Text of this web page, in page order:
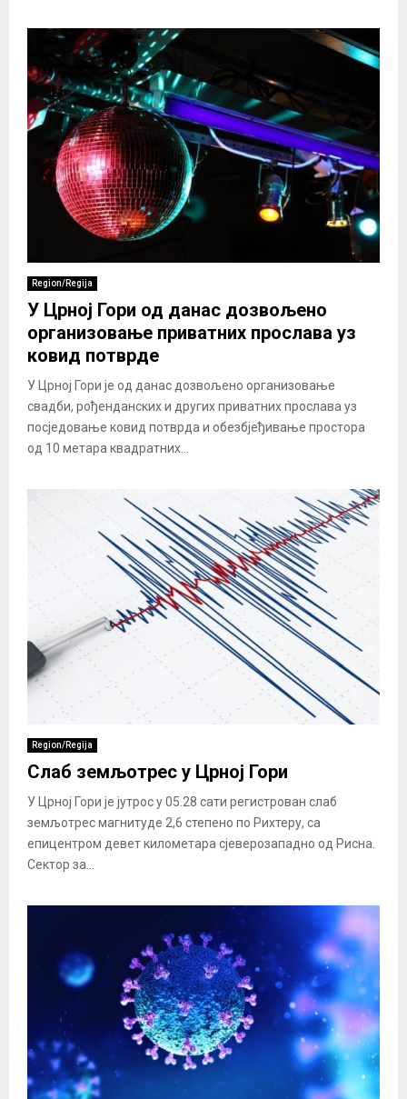
Region/Regija
У Црној Гори од данас дозвољено
организовање приватних прослава уз
ковид потврде
У Црној Гори је од данас дозвољено организовање
свадби, рођенданских и других приватних прослава уз
посједовање ковид потврда и обезбјеђивање простора
од 10 метара квадратних...
Region/Regija
Слаб земљотрес у Црној Гори
У Црној Гори је јутрос у 05.28 сати регистрован слаб
земљотрес магнитуде 2,6 степено по Рихтеру, са
епицентром девет километара сјеверозападно од Рисна.
Сектор за...